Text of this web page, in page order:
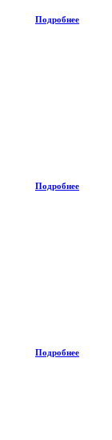
Подробнее
Подробнее
Подробнее